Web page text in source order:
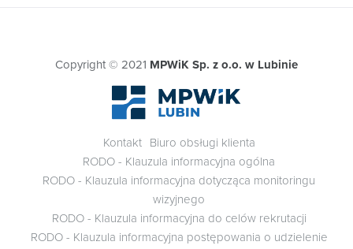
Copyright © 2021 MPWiK Sp. z o.o. w Lubinie
Kontakt
Biuro obsługi klienta
RODO - Klauzula informacyjna ogólna
RODO - Klauzula informacyjna dotycząca monitoringu
wizyjnego
RODO - Klauzula informacyjna do celów rekrutacji
RODO - Klauzula informacyjna postępowania o udzielenie
zautomatyzowanemu podejmowaniu decyzji, w tym
profilowaniu.